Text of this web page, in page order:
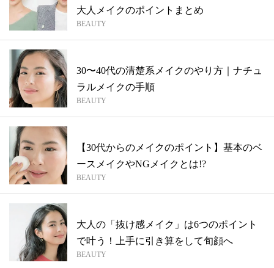
大人メイクのポイントまとめ
BEAUTY
30〜40代の清楚系メイクのやり方｜ナチュ
ラルメイクの手順
BEAUTY
【30代からのメイクのポイント】基本のベ
ースメイクやNGメイクとは!?
BEAUTY
大人の「抜け感メイク」は6つのポイント
で叶う！上手に引き算をして旬顔へ
BEAUTY